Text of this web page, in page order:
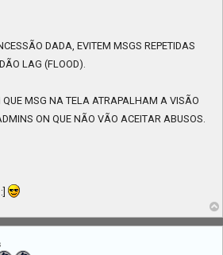
DADA, EVITEM MSGS REPETIDAS
LAG (FLOOD).
QUE MSG NA TELA ATRAPALHAM A VISÃO
ON QUE NÃO VÃO ACEITAR ABUSOS.
l